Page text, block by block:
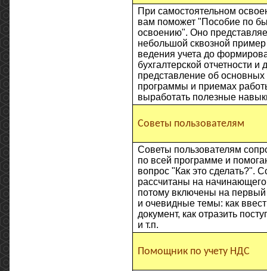
При самостоятельном
вам поможет "Пособие по
освоению". Оно
небольшой сквозной пример
ведения учета до
бухгалтерской отчетности и
представление об основных
программы и приемах
выработать полезные
Советы пользователям
Советы пользователям
по всей программе и
вопрос "Как это сделать?".
рассчитаны на начинающего
потому включены на первый
и очевидные темы: как
документ, как отразить
и т.п.
Помощник по учету НДС